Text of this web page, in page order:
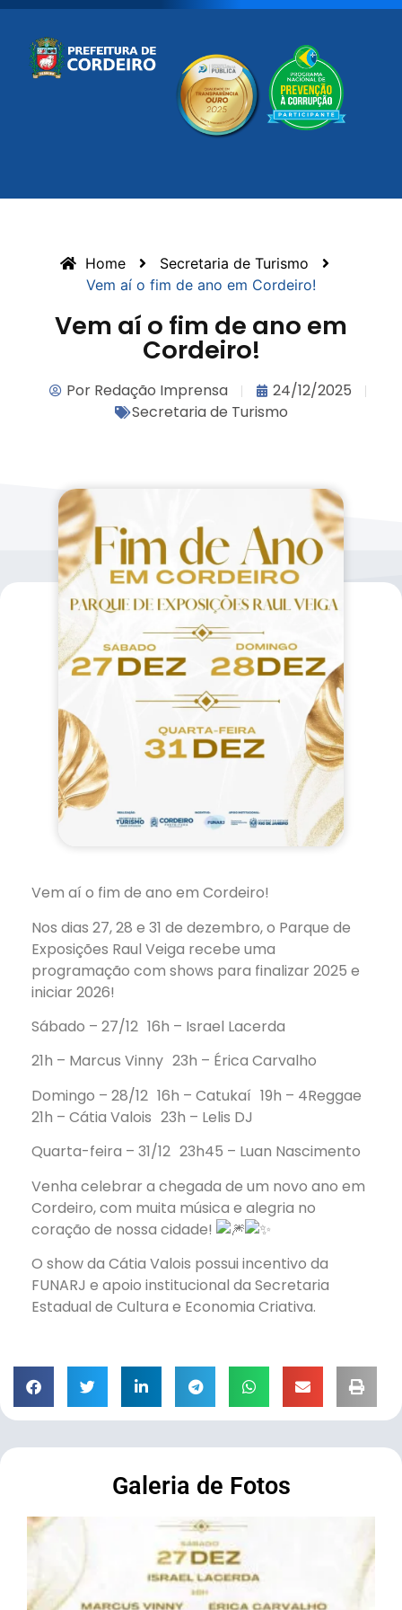
Home
Secretaria de Turismo
Vem aí o fim de ano em Cordeiro!
Vem aí o fim de ano em
Cordeiro!
Por Redação Imprensa
24/12/2025
Secretaria de Turismo
Vem aí o fim de ano em Cordeiro!
Nos dias 27, 28 e 31 de dezembro, o Parque de
Exposições Raul Veiga recebe uma
programação com shows para finalizar 2025 e
iniciar 2026!
Sábado – 27/12 16h – Israel Lacerda
21h – Marcus Vinny 23h – Érica Carvalho
Domingo – 28/12 16h – Catukaí 19h – 4Reggae
21h – Cátia Valois 23h – Lelis DJ
Quarta-feira – 31/12 23h45 – Luan Nascimento
Venha celebrar a chegada de um novo ano em
Cordeiro, com muita música e alegria no
coração de nossa cidade!
O show da Cátia Valois possui incentivo da
FUNARJ e apoio institucional da Secretaria
Estadual de Cultura e Economia Criativa.
Galeria de Fotos